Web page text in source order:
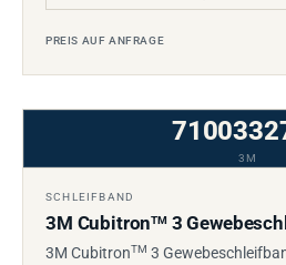
PREIS AUF ANFRAGE
3M
SCHLEIFBAND
3M CubitronTM3
3M CubitronTM 3